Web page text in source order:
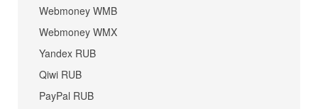
Webmoney WMB
Webmoney WMX
Yandex RUB
Qiwi RUB
PayPal RUB